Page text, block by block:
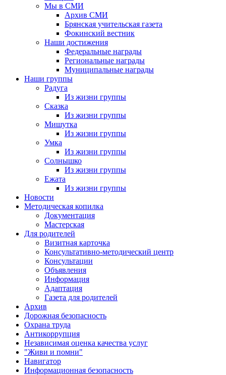
Мы в СМИ
Архив СМИ
Брянская учительская газета
Фокинский вестник
Наши достижения
Федеральные награды
Региональные награды
Муниципальные награды
Наши группы
Радуга
Из жизни группы
Сказка
Из жизни группы
Мишутка
Из жизни группы
Умка
Из жизни группы
Солнышко
Из жизни группы
Ежата
Из жизни группы
Новости
Методическая копилка
Документация
Мастерская
Для родителей
Визитная карточка
Консультативно-методический центр
Консультации
Объявления
Информация
Адаптация
Газета для родителей
Архив
Дорожная безопасность
Охрана труда
Антикоррупция
Независимая оценка качества услуг
"Живи и помни"
Навигатор
Информационная безопасность